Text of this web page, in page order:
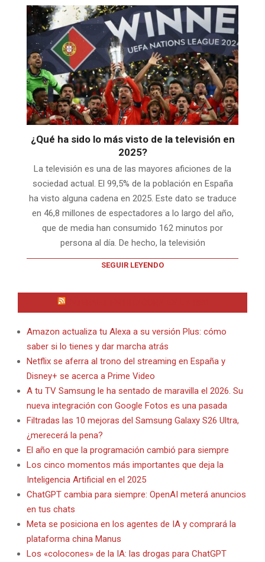
¿Qué ha sido lo más visto de la televisión en
2025?
La televisión es una de las mayores aficiones de la
sociedad actual. El 99,5% de la población en España
ha visto alguna cadena en 2025. Este dato se traduce
en 46,8 millones de espectadores a lo largo del año,
que de media han consumido 162 minutos por
persona al día. De hecho, la televisión
SEGUIR LEYENDO
Amazon actualiza tu Alexa a su versión Plus: cómo
saber si lo tienes y dar marcha atrás
Netflix se aferra al trono del streaming en España y
Disney+ se acerca a Prime Video
A tu TV Samsung le ha sentado de maravilla el 2026. Su
nueva integración con Google Fotos es una pasada
Filtradas las 10 mejoras del Samsung Galaxy S26 Ultra,
¿merecerá la pena?
El año en que la programación cambió para siempre
Los cinco momentos más importantes que deja la
Inteligencia Artificial en el 2025
ChatGPT cambia para siempre: OpenAI meterá anuncios
en tus chats
Meta se posiciona en los agentes de IA y comprará la
plataforma china Manus
Los «colocones» de la IA: las drogas para ChatGPT